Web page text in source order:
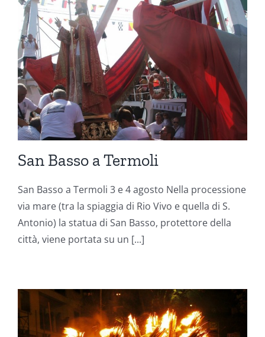
San Basso a Termoli
San Basso a Termoli 3 e 4 agosto Nella processione
via mare (tra la spiaggia di Rio Vivo e quella di S.
Antonio) la statua di San Basso, protettore della
città, viene portata su un [...]